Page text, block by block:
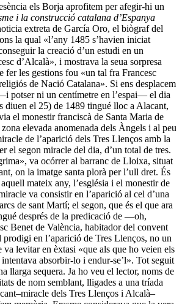
els Borja aprofitem per afegir-hi un
i la construcció catalana d’Espanya
extreta de García Oro, el biògraf del
la qual «l’any 1485 s’havien iniciat
la creació d’un estudi en un
d’Alcalà», i mostrava la seua sorpresa
fer les gestions fou «un tal fra Francesc
de Nació Catalana». Si ens desplacem
potser ni un centímetre en l’espai— el dia
diuen el 25) de 1489 tingué lloc a Alacant,
el monestir franciscà de Santa Maria de
elevada anomenada dels Àngels i al peu
de l’aparició dels Tres Llenços amb la
el segon miracle del dia, d’un total de tres.
va ocórrer al barranc de Lloixa, situat
on la imatge santa plorà per l’ull dret. És
mateix any, l’església i el monestir de
va consistir en l’aparició al cel d’una
de sant Martí; el segon, que és el que ara
després de la predicació de —oh,
Benet de València, habitador del convent
prodigi en l’aparició de Tres Llenços, no un
va levitar en èxtasi «que als que ho veien els
absorbir-lo i endur-se’l». Tot seguit
llarga sequera. Ja ho veu el lector, noms de
de nom semblant, lligades a una tríada
dels Tres Llenços i Alcalà–